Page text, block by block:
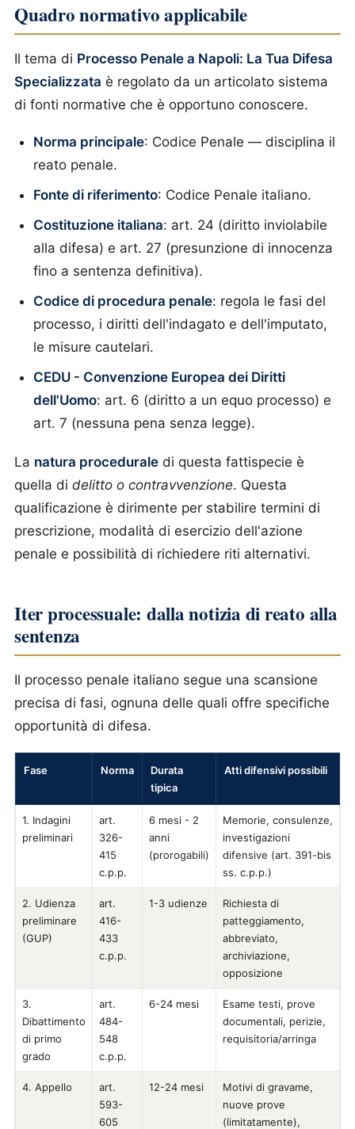
Quadro normativo applicabile
Il tema di Processo Penale a Napoli: La Tua Difesa
Specializzata è regolato da un articolato sistema
di fonti normative che è opportuno conoscere.
Norma principale: Codice Penale — disciplina il
reato penale.
Fonte di riferimento: Codice Penale italiano.
Costituzione italiana: art. 24 (diritto inviolabile
alla difesa) e art. 27 (presunzione di innocenza
fino a sentenza definitiva).
Codice di procedura penale: regola le fasi del
processo, i diritti dell'indagato e dell'imputato,
le misure cautelari.
CEDU - Convenzione Europea dei Diritti
dell'Uomo: art. 6 (diritto a un equo processo) e
art. 7 (nessuna pena senza legge).
La natura procedurale di questa fattispecie è
quella di delitto o contravvenzione. Questa
qualificazione è dirimente per stabilire termini di
prescrizione, modalità di esercizio dell'azione
penale e possibilità di richiedere riti alternativi.
Iter processuale: dalla notizia di reato alla
sentenza
Il processo penale italiano segue una scansione
precisa di fasi, ognuna delle quali offre specifiche
opportunità di difesa.
Fase Norma
Durata
tipica
Atti difensivi possibili
1. Indagini
preliminari
art.
326-
415
c.p.p.
6 mesi - 2
anni
(prorogabili)
Memorie, consulenze,
investigazioni
difensive (art. 391-bis
ss. c.p.p.)
2. Udienza
preliminare
(GUP)
art.
416-
433
c.p.p.
1-3 udienze
Richiesta di
patteggiamento,
abbreviato,
archiviazione,
opposizione
3.
Dibattimento
di primo
grado
art.
484-
548
c.p.p.
6-24 mesi
Esame testi, prove
documentali, perizie,
requisitoria/arringa
4. Appello
art.
593-
605
12-24 mesi
Motivi di gravame,
nuove prove
(limitatamente),